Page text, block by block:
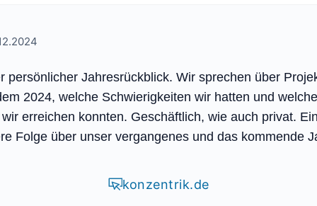
persönlicher Jahresrückblick. Wir sprechen über
2024, welche Schwierigkeiten wir hatten und welche
erreichen konnten. Geschäftlich, wie auch privat.
Folge über unser vergangenes und das kommende
konzentrik.de